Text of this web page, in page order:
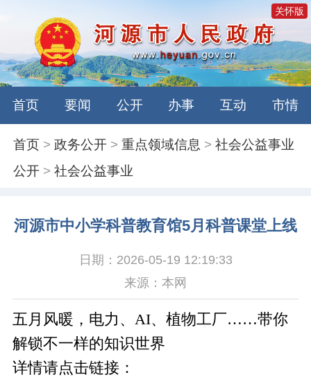
关怀版
首页 要闻 公开 办事 互动 市情
首页 >政务公开 >重点领域信息 >社会公益事业
公开 >社会公益事业
河源市中小学科普教育馆5月科普课堂上线
日期：2026-05-19 12:19:33
来源：本网
五月风暖，电力、AI、植物工厂……带你
解锁不一样的知识世界
详情请点击链接：